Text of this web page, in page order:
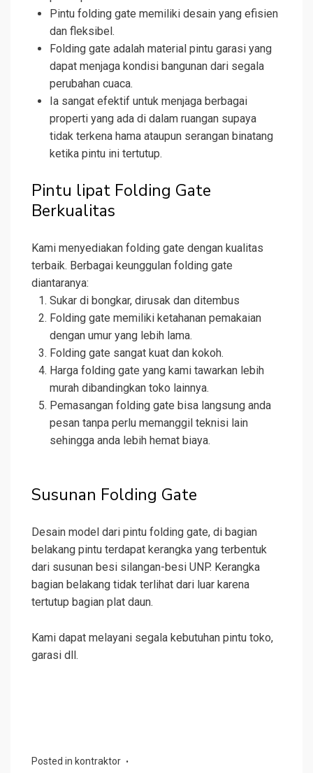
Pintu folding gate memiliki desain yang efisien
dan fleksibel.
Folding gate adalah material pintu garasi yang
dapat menjaga kondisi bangunan dari segala
perubahan cuaca.
Ia sangat efektif untuk menjaga berbagai
properti yang ada di dalam ruangan supaya
tidak terkena hama ataupun serangan binatang
ketika pintu ini tertutup.
Pintu lipat Folding Gate
Berkualitas
Kami menyediakan folding gate dengan kualitas
terbaik. Berbagai keunggulan folding gate
diantaranya:
Sukar di bongkar, dirusak dan ditembus
Folding gate memiliki ketahanan pemakaian
dengan umur yang lebih lama.
Folding gate sangat kuat dan kokoh.
Harga folding gate yang kami tawarkan lebih
murah dibandingkan toko lainnya.
Pemasangan folding gate bisa langsung anda
pesan tanpa perlu memanggil teknisi lain
sehingga anda lebih hemat biaya.
Susunan Folding Gate
Desain model dari pintu folding gate, di bagian
belakang pintu terdapat kerangka yang terbentuk
dari susunan besi silangan-besi UNP. Kerangka
bagian belakang tidak terlihat dari luar karena
tertutup bagian plat daun.
Kami dapat melayani segala kebutuhan pintu toko,
garasi dll.
Posted in kontraktor